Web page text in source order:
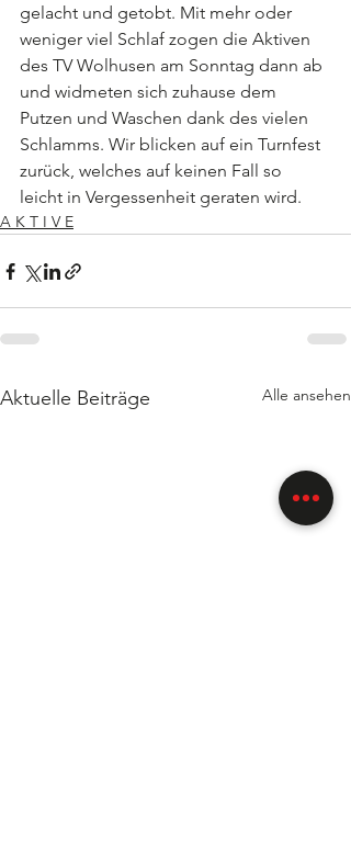
gelacht und getobt. Mit mehr oder
weniger viel Schlaf zogen die Aktiven
des TV Wolhusen am Sonntag dann ab
und widmeten sich zuhause dem
Putzen und Waschen dank des vielen
Schlamms. Wir blicken auf ein Turnfest
zurück, welches auf keinen Fall so
leicht in Vergessenheit geraten wird.
A K T I V E
Aktuelle Beiträge Alle ansehen